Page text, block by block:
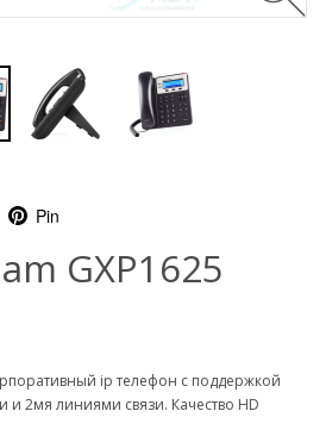
Pin
GXP1625
ip телефон с поддержкой
и 2мя линиями связи. Качество HD